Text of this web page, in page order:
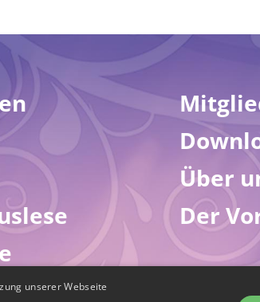
Über
Der
unserer Webseite